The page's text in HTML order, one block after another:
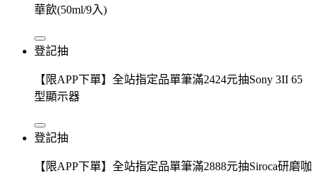
華飲(50ml/9入)
登記抽
【限APP下單】全站指定品單筆滿2424元抽Sony 3II 65
型顯示器
登記抽
【限APP下單】全站指定品單筆滿2888元抽Siroca研磨咖